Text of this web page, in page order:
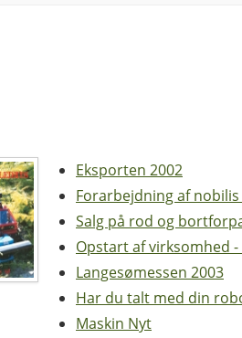
Eksporten 2002
Forarbejdning af
Salg på rod og
Opstart af virksomhed
Langesømessen 2003
Har du talt med din
Maskin Nyt